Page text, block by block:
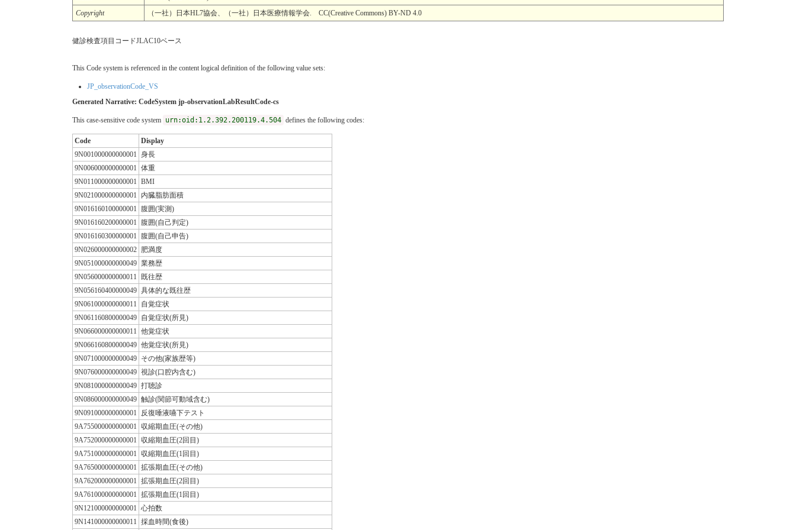
Copyright
（一社）日本HL7協会、（一社）日本医療情報学会. CC(Creative Commons) BY-ND 4.0
健診検査項目コードJLAC10ベース
This Code system is referenced in the content logical definition of the following value sets:
JP_observationCode_VS
Generated Narrative: CodeSystem jp-observationLabResultCode-cs
This case-sensitive code system urn:oid:1.2.392.200119.4.504 defines the following codes:
Code
Display
9N001000000000001
身長
9N006000000000001
体重
9N011000000000001
BMI
9N021000000000001
内臓脂肪面積
9N016160100000001
腹囲(実測)
9N016160200000001
腹囲(自己判定)
9N016160300000001
腹囲(自己申告)
9N026000000000002 肥満度
9N051000000000049 業務歴
9N056000000000011
既往歴
9N056160400000049 具体的な既往歴
9N061000000000011
自覚症状
9N061160800000049 自覚症状(所見)
9N066000000000011
他覚症状
9N066160800000049 他覚症状(所見)
9N071000000000049 その他(家族歴等)
9N076000000000049 視診(口腔内含む)
9N081000000000049 打聴診
9N086000000000049 触診(関節可動域含む)
9N091000000000001
反復唾液嚥下テスト
9A755000000000001
収縮期血圧(その他)
9A752000000000001
収縮期血圧(2回目)
9A751000000000001
収縮期血圧(1回目)
9A765000000000001
拡張期血圧(その他)
9A762000000000001
拡張期血圧(2回目)
9A761000000000001
拡張期血圧(1回目)
9N121000000000001
心拍数
9N141000000000011
採血時間(食後)